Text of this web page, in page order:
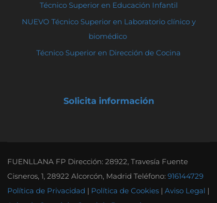
Técnico Superior en Educación Infantil
NUEVO Técnico Superior en Laboratorio clínico y
biomédico
Técnico Superior en Dirección de Cocina
Solicita información
FUENLLANA FP Dirección: 28922, Travesía Fuente
Cisneros, 1, 28922 Alcorcón, Madrid Teléfono: 916144729
Política de Privacidad | Política de Cookies | Aviso Legal |